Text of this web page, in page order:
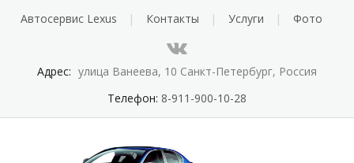
Автосервис Lexus Контакты Услуги Фото
Адрес: улица Ванеева, 10 Санкт-Петербург, Россия
Телефон: 8-911-900-10-28